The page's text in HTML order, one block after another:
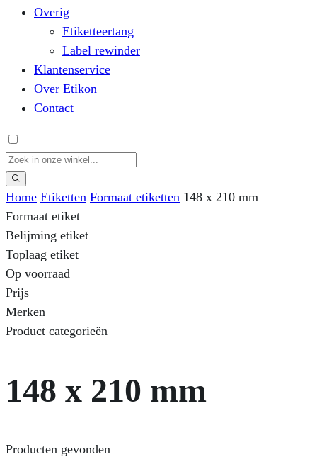
Overig
Etiketteertang
Label rewinder
Klantenservice
Over Etikon
Contact
Home Etiketten Formaat etiketten 148 x 210 mm
Formaat etiket
Belijming etiket
Toplaag etiket
Op voorraad
Prijs
Merken
Product categorieën
148 x 210 mm
Producten gevonden